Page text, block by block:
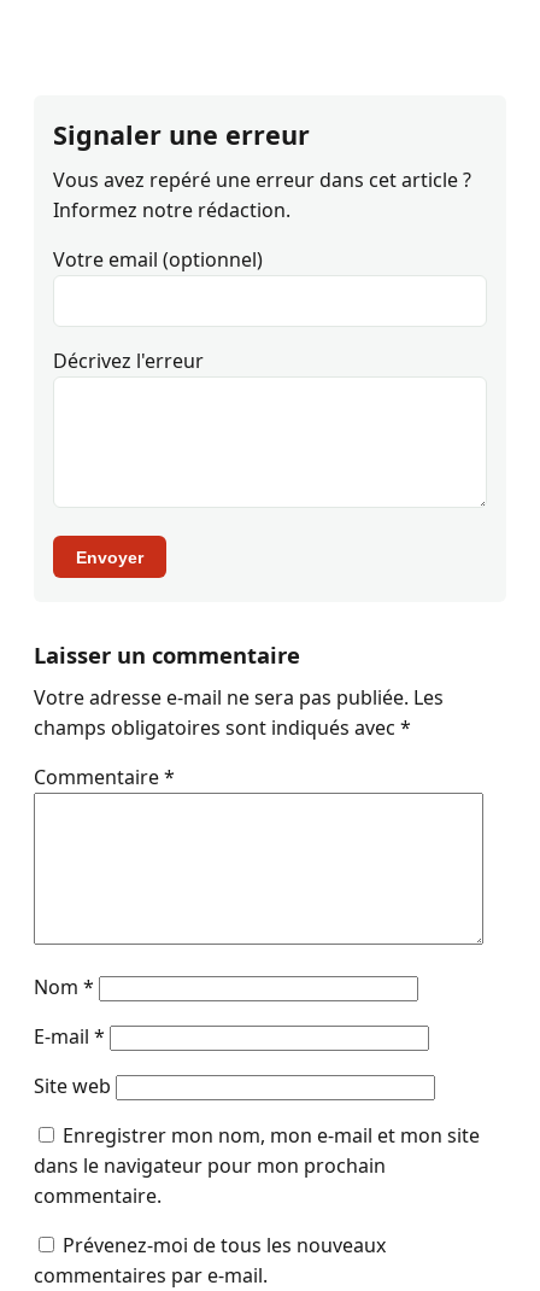
Signaler une erreur
Vous avez repéré une erreur dans cet article ?
Informez notre rédaction.
Votre email (optionnel)
Décrivez l'erreur
Envoyer
Laisser un commentaire
Votre adresse e-mail ne sera pas publiée. Les
champs obligatoires sont indiqués avec *
Commentaire*
Nom *
E-mail *
Site web
Enregistrer mon nom, mon e-mail et mon site
dans le navigateur pour mon prochain
commentaire.
Prévenez-moi de tous les nouveaux
commentaires par e-mail.